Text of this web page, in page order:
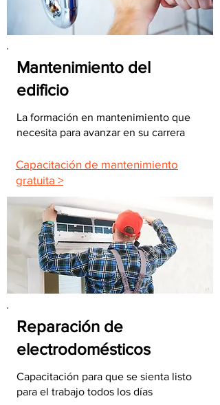
Mantenimiento del
edificio
La formación en mantenimiento que
necesita para avanzar en su carrera
Capacitación de mantenimiento
gratuita >
Reparación de
electrodomésticos
Capacitación para que se sienta listo
para el trabajo todos los días